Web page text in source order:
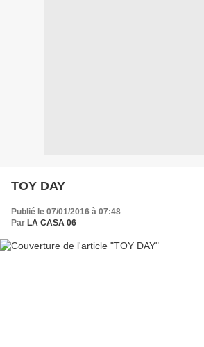
TOY DAY
Publié le 07/01/2016 à 07:48
Par LA CASA 06